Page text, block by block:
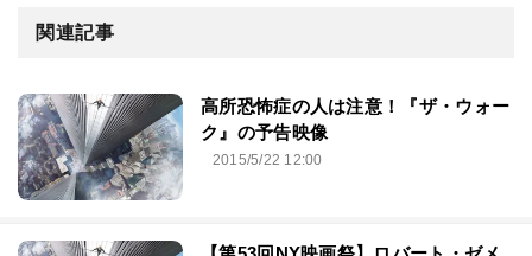
関連記事
高所恐怖症の人は注意！『ザ・ウォー
ク』の予告映像
2015/5/22 12:00